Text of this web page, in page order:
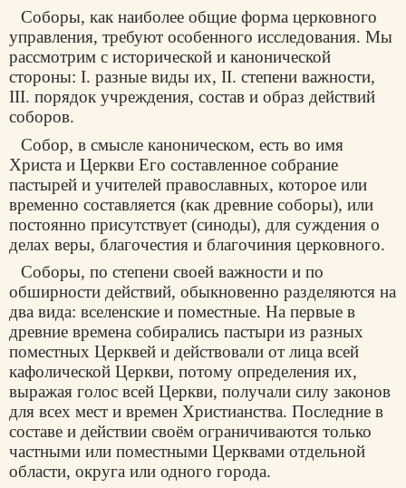
Соборы, как наиболее общие форма церковного
управления, требуют особенного исследования. Мы
рассмотрим с исторической и канонической
стороны: I. разные виды их, II. степени важности,
III. порядок учреждения, состав и образ действий
соборов.
Собор, в смысле каноническом, есть во имя
Христа и Церкви Его составленное собрание
пастырей и учителей православных, которое или
временно составляется (как древние соборы), или
постоянно присутствует (синоды), для суждения о
делах веры, благочестия и благочиния церковного.
Соборы, по степени своей важности и по
обширности действий, обыкновенно разделяются на
два вида: вселенские и поместные. На первые в
древние времена собирались пастыри из разных
поместных Церквей и действовали от лица всей
кафолической Церкви, потому определения их,
выражая голос всей Церкви, получали силу законов
для всех мест и времен Христианства. Последние в
составе и действии своём ограничиваются только
частными или поместными Церквами отдельной
области, округа или одного города.